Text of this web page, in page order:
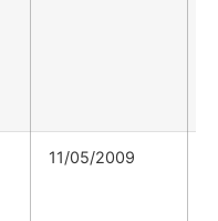
11/05/2009